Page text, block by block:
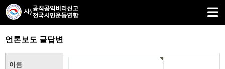
언론보도 글답변
이름